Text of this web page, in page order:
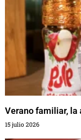
Verano familiar, la
15 julio 2026